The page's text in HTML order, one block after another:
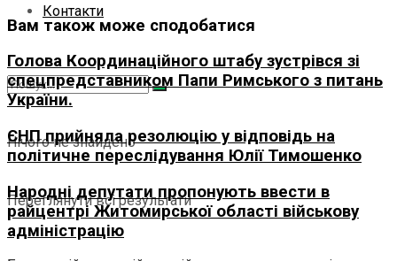
Контакти
Нічого не знайдено
Переглянути всі результати
Вам також може сподобатися
Голова Координаційного штабу зустрівся зі
спецпредставником Папи Римського з питань
України.
ЄНП прийняла резолюцію у відповідь на
політичне переслідування Юлії Тимошенко
Народні депутати пропонують ввести в
райцентрі Житомирської області військову
адміністрацію